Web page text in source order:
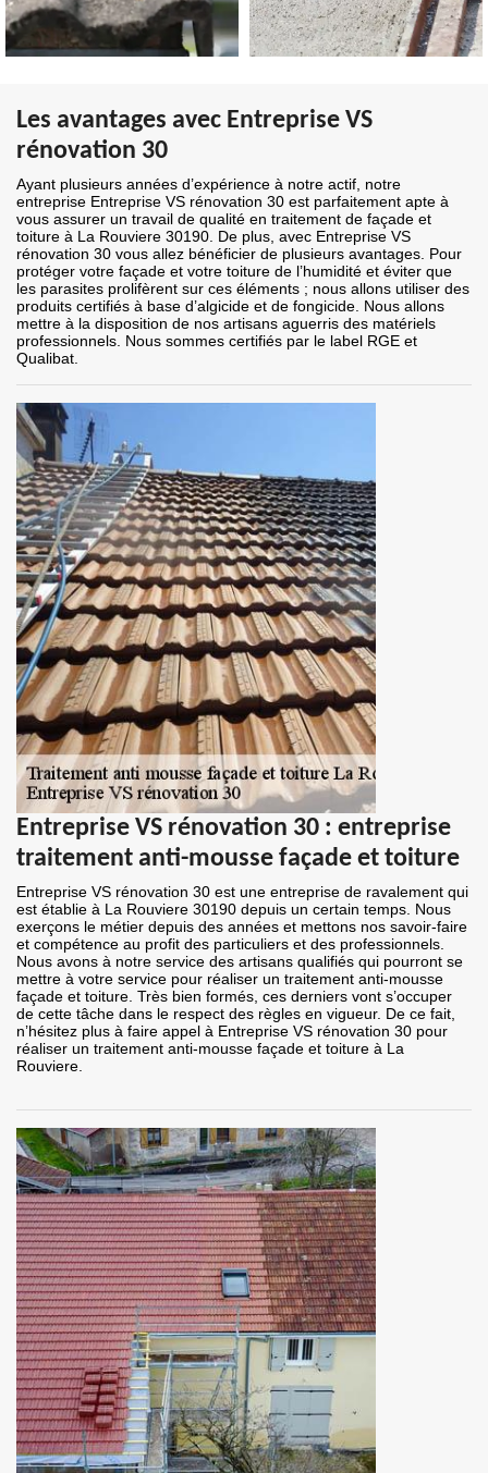
Les avantages avec Entreprise VS
rénovation 30
Ayant plusieurs années d’expérience à notre actif, notre
entreprise Entreprise VS rénovation 30 est parfaitement apte à
vous assurer un travail de qualité en traitement de façade et
toiture à La Rouviere 30190. De plus, avec Entreprise VS
rénovation 30 vous allez bénéficier de plusieurs avantages. Pour
protéger votre façade et votre toiture de l’humidité et éviter que
les parasites prolifèrent sur ces éléments ; nous allons utiliser des
produits certifiés à base d’algicide et de fongicide. Nous allons
mettre à la disposition de nos artisans aguerris des matériels
professionnels. Nous sommes certifiés par le label RGE et
Qualibat.
Entreprise VS rénovation 30 : entreprise
traitement anti-mousse façade et toiture
Entreprise VS rénovation 30 est une entreprise de ravalement qui
est établie à La Rouviere 30190 depuis un certain temps. Nous
exerçons le métier depuis des années et mettons nos savoir-faire
et compétence au profit des particuliers et des professionnels.
Nous avons à notre service des artisans qualifiés qui pourront se
mettre à votre service pour réaliser un traitement anti-mousse
façade et toiture. Très bien formés, ces derniers vont s’occuper
de cette tâche dans le respect des règles en vigueur. De ce fait,
n’hésitez plus à faire appel à Entreprise VS rénovation 30 pour
réaliser un traitement anti-mousse façade et toiture à La
Rouviere.